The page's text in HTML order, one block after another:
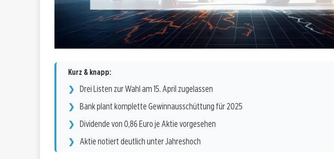
Kurz & knapp:
Drei Listen zur Wahl am 15. April zugelassen
Bank plant komplette Gewinnausschüttung für 2025
Dividende von 0,86 Euro je Aktie vorgesehen
Aktie notiert deutlich unter Jahreshoch